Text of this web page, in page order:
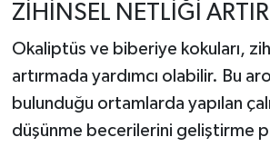
ZİHİNSEL NETLİĞİ
Okaliptüs ve biberiye kokuları,
artırmada yardımcı olabilir. Bu
bulunduğu ortamlarda yapılan
düşünme becerilerini geliştirme